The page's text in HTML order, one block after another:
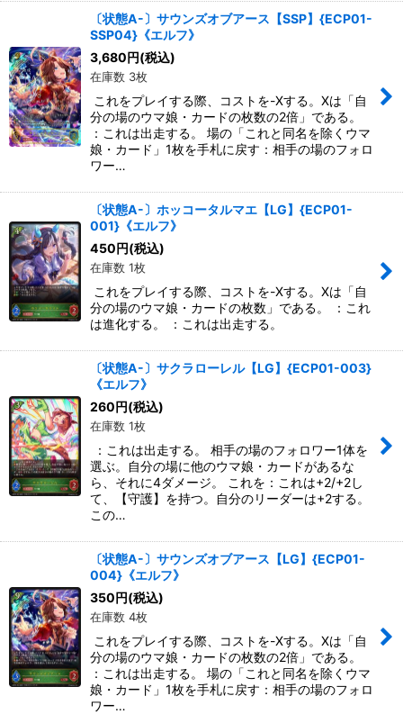
〔状態A-〕サウンズオブアース【SSP】{ECP01-
SSP04}《エルフ》
3,680円(税込)
在庫数 3枚
これをプレイする際、コストを-Xする。Xは「自
分の場のウマ娘・カードの枚数の2倍」である。
：これは出走する。 場の「これと同名を除くウマ
娘・カード」1枚を手札に戻す：相手の場のフォロ
ワー…
〔状態A-〕ホッコータルマエ【LG】{ECP01-
001}《エルフ》
450円(税込)
在庫数 1枚
これをプレイする際、コストを-Xする。Xは「自
分の場のウマ娘・カードの枚数」である。 ：これ
は進化する。 ：これは出走する。
〔状態A-〕サクラローレル【LG】{ECP01-003}
《エルフ》
260円(税込)
在庫数 1枚
：これは出走する。 相手の場のフォロワー1体を
選ぶ。自分の場に他のウマ娘・カードがあるな
ら、それに4ダメージ。 これを：これは+2/+2し
て、【守護】を持つ。自分のリーダーは+2する。
この…
〔状態A-〕サウンズオブアース【LG】{ECP01-
004}《エルフ》
350円(税込)
在庫数 4枚
これをプレイする際、コストを-Xする。Xは「自
分の場のウマ娘・カードの枚数の2倍」である。
：これは出走する。 場の「これと同名を除くウマ
娘・カード」1枚を手札に戻す：相手の場のフォロ
ワー…